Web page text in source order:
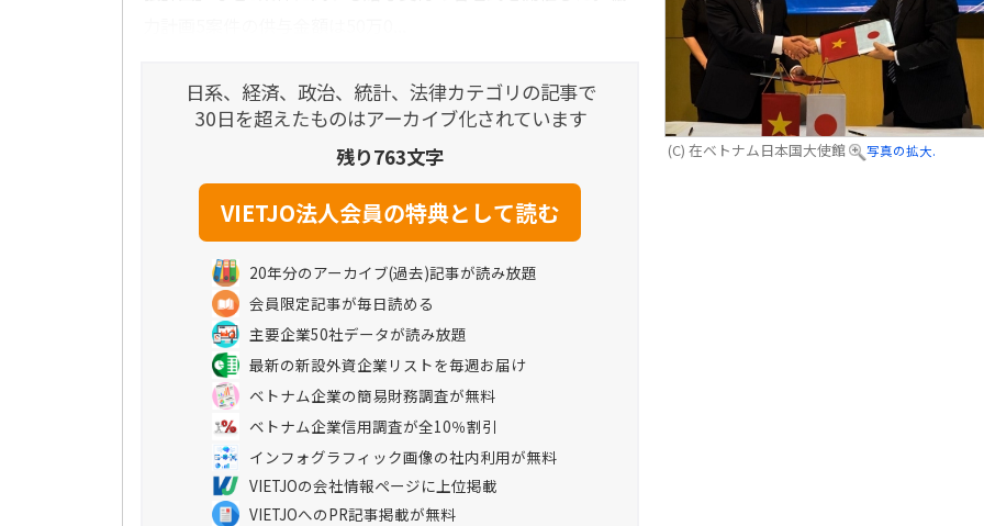
(C) 在ベトナム日本国大使館 写真の拡大.
日系、経済、政治、統計、法律カテゴリの記事で
30日を超えたものはアーカイブ化されています
残り763文字
20年分のアーカイブ(過去)記事が読み放題
会員限定記事が毎日読める
主要企業50社データが読み放題
最新の新設外資企業リストを毎週お届け
ベトナム企業の簡易財務調査が無料
ベトナム企業信用調査が全10％割引
インフォグラフィック画像の社内利用が無料
VIETJOの会社情報ページに上位掲載
VIETJOへのPR記事掲載が無料